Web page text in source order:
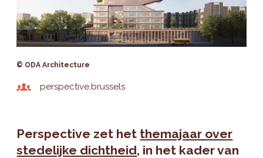
© ODA Architecture
perspective.brussels
Perspective zet het themajaar over
stedelijke dichtheid, in het kader van